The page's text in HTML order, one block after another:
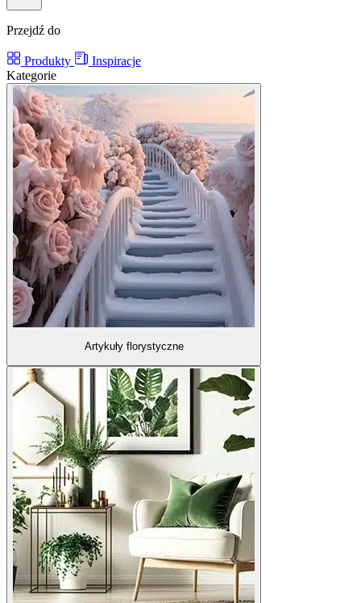
Przejdź do
Produkty
Inspiracje
Kategorie
Artykuły florystyczne